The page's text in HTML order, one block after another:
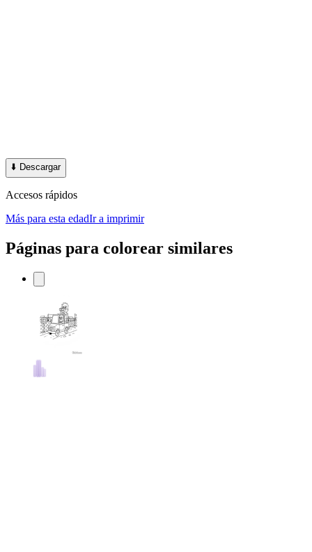
⬇️ Descargar
Accesos rápidos
Más para esta edadIr a imprimir
Páginas para colorear similares